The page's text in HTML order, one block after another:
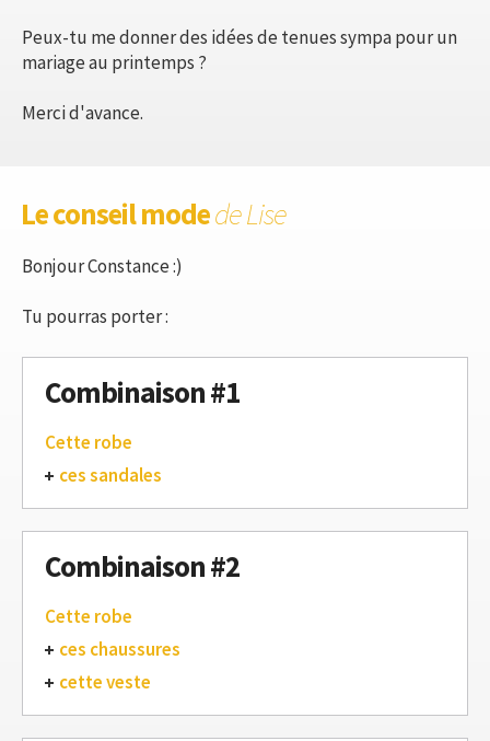
Peux-tu me donner des idées de tenues sympa pour un
mariage au printemps ?
Merci d'avance.
Le conseil modede Lise
Bonjour Constance :)
Tu pourras porter :
Combinaison #1
Cette robe
ces sandales
Combinaison #2
Cette robe
ces chaussures
cette veste